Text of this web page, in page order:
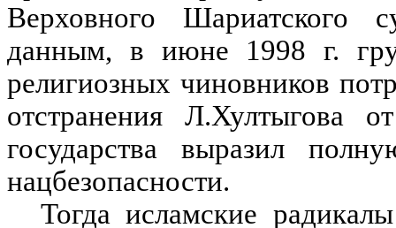
Верховного
данным, в июне 1998 г.
религиозных чиновников
отстранения Л.Хултыгова
государства выразил
нацбезопасности.
Тогда исламские